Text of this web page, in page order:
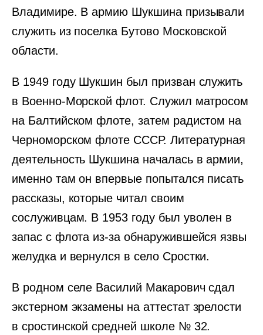
Владимире. В армию Шукшина призывали
служить из поселка Бутово Московской
области.
В 1949 году Шукшин был призван служить
в Военно-Морской флот. Служил матросом
на Балтийском флоте, затем радистом на
Черноморском флоте СССР. Литературная
деятельность Шукшина началась в армии,
именно там он впервые попытался писать
рассказы, которые читал своим
сослуживцам. В 1953 году был уволен в
запас с флота из-за обнаружившейся язвы
желудка и вернулся в село Сростки.
В родном селе Василий Макарович сдал
экстерном экзамены на аттестат зрелости
в сростинской средней школе № 32.